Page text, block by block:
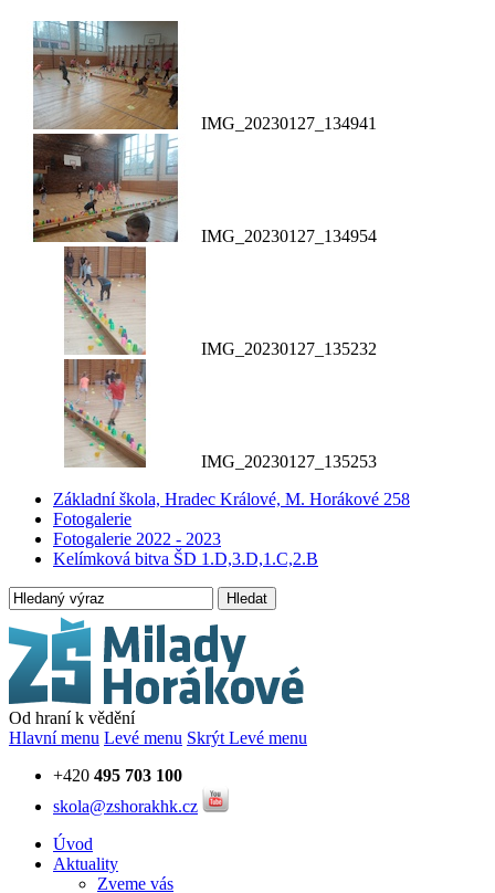
IMG_20230127_134941
IMG_20230127_134954
IMG_20230127_135232
IMG_20230127_135253
Základní škola, Hradec Králové, M. Horákové 258
Fotogalerie
Fotogalerie 2022 - 2023
Kelímková bitva ŠD 1.D,3.D,1.C,2.B
Hledat
Od hraní k vědění
Hlavní menu Levé menu Skrýt Levé menu
+420 495 703 100
skola@zshorakhk.cz
Úvod
Aktuality
Zveme vás